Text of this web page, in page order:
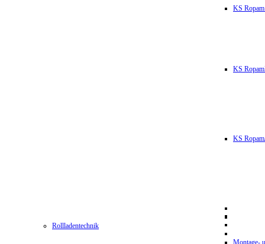
KS
KS
KS
Rollladentechnik
Montage-